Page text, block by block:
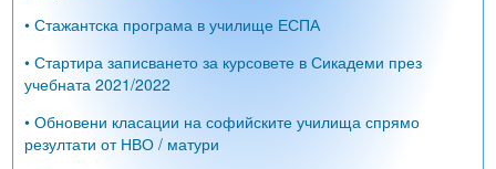
• Стажантска програма в училище ЕСПА
• Стартира записването за курсовете в Сикадеми през
учебната 2021/2022
• Обновени класации на софийските училища спрямо
резултати от НВО / матури